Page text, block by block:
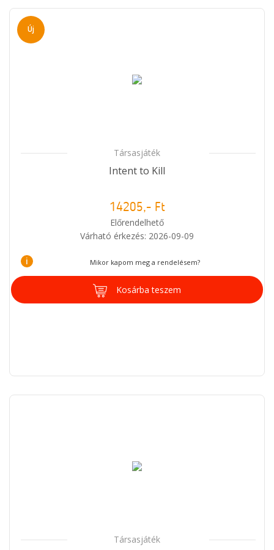
Új
Társasjáték
Intent to Kill
14205,- Ft
Előrendelhető
Várható érkezés: 2026-09-09
i Mikor kapom meg a rendelésem?
Kosárba teszem
Társasjáték